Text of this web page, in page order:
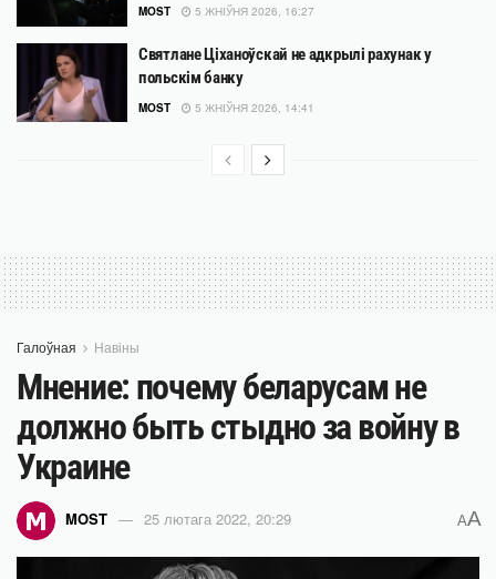
MOST 5 ЖНІЎНЯ 2026, 16:27
Святлане Ціханоўскай не адкрылі рахунак у
польскім банку
MOST 5 ЖНІЎНЯ 2026, 14:41
Галоўная Навіны
Мнение: почему беларусам не
должно быть стыдно за войну в
Украине
MOST 25 лютага 2022, 20:29 AA